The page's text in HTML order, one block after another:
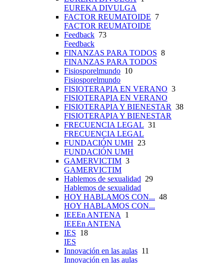
EUREKA DIVULGA
FACTOR REUMATOIDE 7
FACTOR REUMATOIDE
Feedback 73
Feedback
FINANZAS PARA TODOS 8
FINANZAS PARA TODOS
Fisiosporelmundo 10
Fisiosporelmundo
FISIOTERAPIA EN VERANO 3
FISIOTERAPIA EN VERANO
FISIOTERAPIA Y BIENESTAR 38
FISIOTERAPIA Y BIENESTAR
FRECUENCIA LEGAL 31
FRECUENCIA LEGAL
FUNDACIÓN UMH 23
FUNDACIÓN UMH
GAMERVICTIM 3
GAMERVICTIM
Hablemos de sexualidad 29
Hablemos de sexualidad
HOY HABLAMOS CON... 48
HOY HABLAMOS CON...
IEEEn ANTENA 1
IEEEn ANTENA
IES 18
IES
Innovación en las aulas 11
Innovación en las aulas